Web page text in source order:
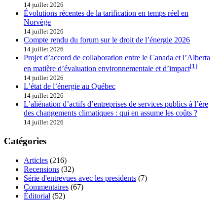
14 juillet 2026
Évolutions récentes de la tarification en temps réel en
Norvège
14 juillet 2026
Compte rendu du forum sur le droit de l’énergie 2026
14 juillet 2026
Projet d’accord de collaboration entre le Canada et l’Alberta
en matière d’évaluation environnementale et d’impact[1]
14 juillet 2026
L’état de l’énergie au Québec
14 juillet 2026
L’aliénation d’actifs d’entreprises de services publics à l’ère
des changements climatiques : qui en assume les coûts ?
14 juillet 2026
Catégories
Articles (216)
Recensions (32)
Série d'entrevues avec les presidents (7)
Commentaires (67)
Éditorial (52)